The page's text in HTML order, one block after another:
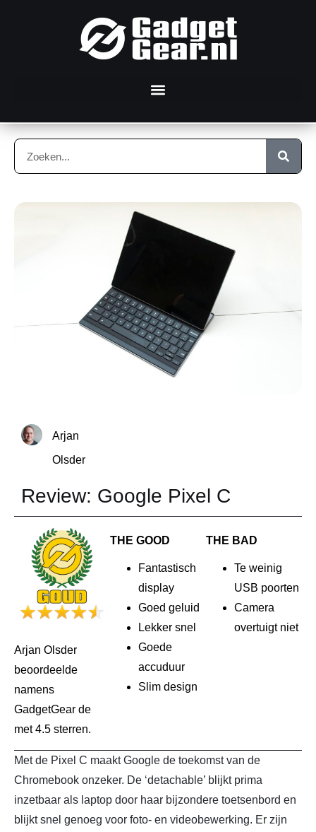
Arjan
Olsder
Review: Google Pixel C
Arjan Olsder
beoordeelde
namens
GadgetGear de
met 4.5 sterren.
THE GOOD
Fantastisch
display
Goed geluid
Lekker snel
Goede
accuduur
Slim design
THE BAD
Te weinig
USB poorten
Camera
overtuigt niet
Met de Pixel C maakt Google de toekomst van de
Chromebook onzeker. De ‘detachable’ blijkt prima
inzetbaar als laptop door haar bijzondere toetsenbord en
blijkt snel genoeg voor foto- en videobewerking. Er zijn